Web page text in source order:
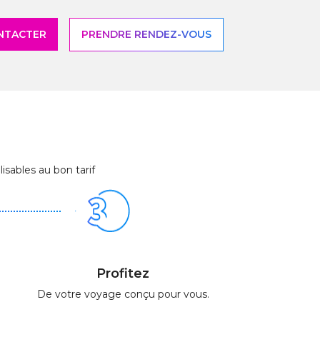
PRENDRE RENDEZ-VOUS
au bon tarif
Profitez
De votre voyage conçu pour vous.